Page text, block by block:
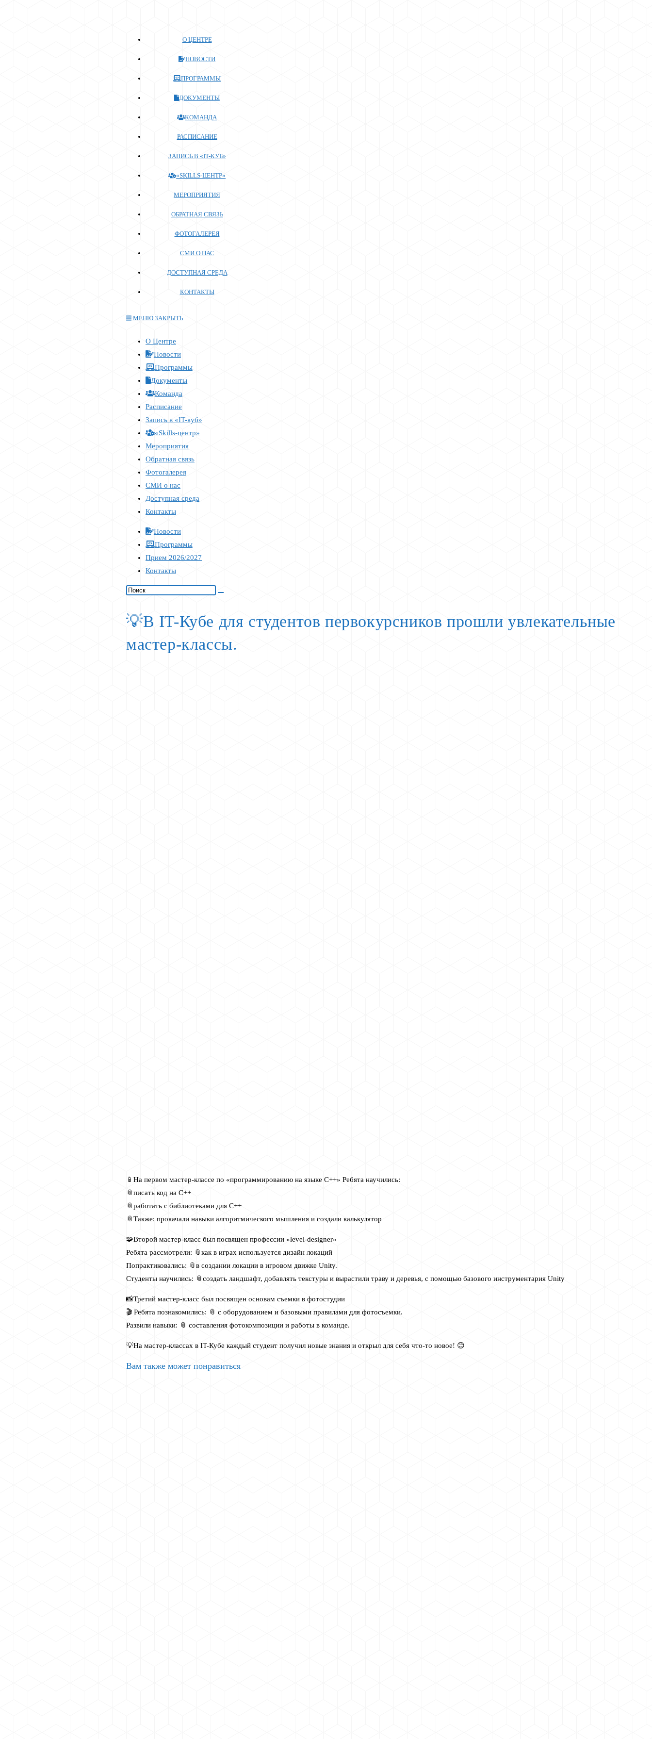
О ЦЕНТРЕ
НОВОСТИ
ПРОГРАММЫ
ДОКУМЕНТЫ
КОМАНДА
РАСПИСАНИЕ
ЗАПИСЬ В «IT-КУБ»
«SKILLS-ЦЕНТР»
МЕРОПРИЯТИЯ
ОБРАТНАЯ СВЯЗЬ
ФОТОГАЛЕРЕЯ
СМИ О НАС
ДОСТУПНАЯ СРЕДА
КОНТАКТЫ
МЕНЮ ЗАКРЫТЬ
кнопку,
чтобы
развернуть
свернуть
меню
О Центре
Новости
Программы
Документы
Команда
Расписание
Запись в «IT-куб»
«Skills-центр»
Мероприятия
Обратная связь
Фотогалерея
СМИ о нас
Доступная среда
Контакты
Новости
Программы
Прием 2026/2027
Контакты
💡В IT-Кубе для студентов первокурсников прошли увлекательные
мастер-классы.
📱На первом мастер-классе по «программированию на языке C++» Ребята научились:
📎писать код на C++
📎работать с библиотеками для C++
📎Также: прокачали навыки алгоритмического мышления и создали калькулятор
🧩Второй мастер-класс был посвящен профессии «level-designer»
Ребята рассмотрели: 📎как в играх используется дизайн локаций
Попрактиковались: 📎в создании локации в игровом движке Unity.
Студенты научились: 📎создать ландшафт, добавлять текстуры и вырастили траву и деревья, с помощью базового инструментария Unity
📸Третий мастер-класс был посвящен основам съемки в фотостудии
🎬 Ребята познакомились: 📎 с оборудованием и базовыми правилами для фотосъемки.
Развили навыки: 📎 составления фотокомпозиции и работы в команде.
💡На мастер-классах в IT-Кубе каждый студент получил новые знания и открыл для себя что-то новое! 😊
Вам также может понравиться